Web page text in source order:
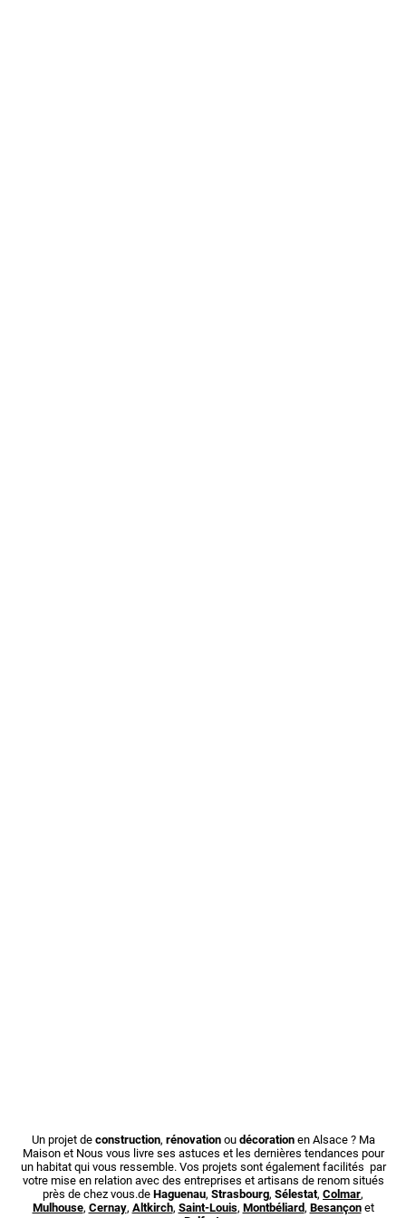
Un projet de construction, rénovationou décorationen Alsace ? Ma
Maison et Nous vous livre ses astuces et les dernières tendances pour
un habitat qui vous ressemble. Vos projets sont également facilités par
votre mise en relation avec des entreprises et artisans de renom situés
près de chez vous.de Haguenau, Strasbourg, Sélestat, Colmar,
Mulhouse, Cernay, Altkirch, Saint-Louis, Montbéliard , Besançonet